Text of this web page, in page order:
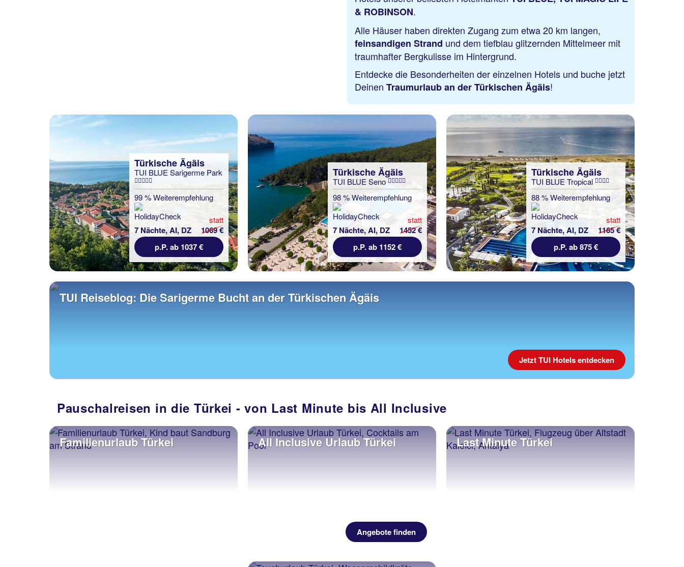
& ROBINSON.
Alle Häuser haben direkten Zugang zum etwa 20 km langen,
feinsandigen Strand und dem tiefblau glitzernden Mittelmeer mit
traumhafter Bergkulisse im Hintergrund.
Entdecke die Besonderheiten der einzelnen Hotels und buche jetzt
Deinen Traumurlaub an der Türkischen Ägäis!
Türkische Ägäis
TUI BLUE Sarigerme Park
99 % Weiterempfehlung
7 Nächte, AI, DZ
statt
1069 €
p.P. ab 1037 €
Türkische Ägäis
TUI BLUE Seno
98 % Weiterempfehlung
7 Nächte, AI, DZ
statt
1452 €
p.P. ab 1152 €
Türkische Ägäis
TUI BLUE Tropical
88 % Weiterempfehlung
7 Nächte, AI, DZ
statt
1165 €
p.P. ab 875 €
TUI Reiseblog: Die Sarigerme Bucht an der Türkischen Ägäis
Jetzt TUI Hotels entdecken
Pauschalreisen in die Türkei - von Last Minute bis All Inclusive
Familienurlaub Türkei All Inclusive Urlaub Türkei
Angebote finden
Last Minute Türkei